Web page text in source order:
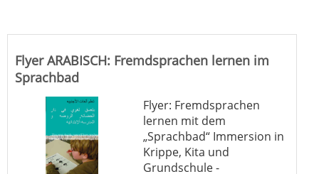
Flyer ARABISCH: Fremdsprachen lernen im
Sprachbad
Flyer: Fremdsprachen
lernen mit dem
„Sprachbad“ Immersion in
Krippe, Kita und
Grundschule -